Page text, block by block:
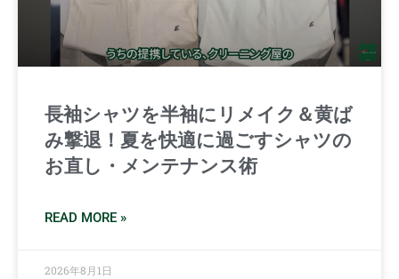
長袖シャツを半袖にリメイク＆黄ば
み撃退！夏を快適に過ごすシャツの
お直し・メンテナンス術
READ MORE »
2026年8月1日